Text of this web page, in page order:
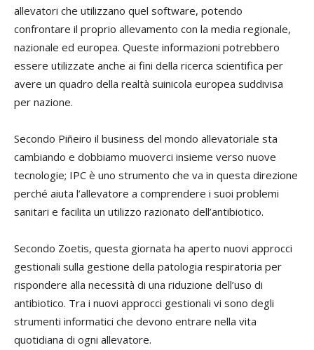
allevatori che utilizzano quel software, potendo
confrontare il proprio allevamento con la media regionale,
nazionale ed europea. Queste informazioni potrebbero
essere utilizzate anche ai fini della ricerca scientifica per
avere un quadro della realtà suinicola europea suddivisa
per nazione.
Secondo Piñeiro il business del mondo allevatoriale sta
cambiando e dobbiamo muoverci insieme verso nuove
tecnologie; IPC è uno strumento che va in questa direzione
perché aiuta l’allevatore a comprendere i suoi problemi
sanitari e facilita un utilizzo razionato dell’antibiotico.
Secondo Zoetis, questa giornata ha aperto nuovi approcci
gestionali sulla gestione della patologia respiratoria per
rispondere alla necessità di una riduzione dell’uso di
antibiotico. Tra i nuovi approcci gestionali vi sono degli
strumenti informatici che devono entrare nella vita
quotidiana di ogni allevatore.